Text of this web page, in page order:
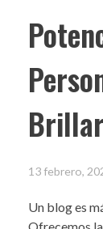
13 febrero,
Un blog es